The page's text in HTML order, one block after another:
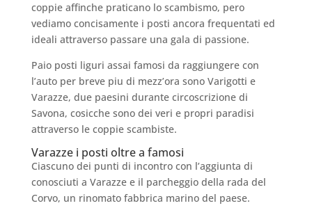
coppie affinche praticano lo scambismo, pero
vediamo concisamente i posti ancora frequentati ed
ideali attraverso passare una gala di passione.
Paio posti liguri assai famosi da raggiungere con
l’auto per breve piu di mezz’ora sono Varigotti e
Varazze, due paesini durante circoscrizione di
Savona, cosicche sono dei veri e propri paradisi
attraverso le coppie scambiste.
Varazze i posti oltre a famosi
Ciascuno dei punti di incontro con l’aggiunta di
conosciuti a Varazze e il parcheggio della rada del
Corvo, un rinomato fabbrica marino del paese.